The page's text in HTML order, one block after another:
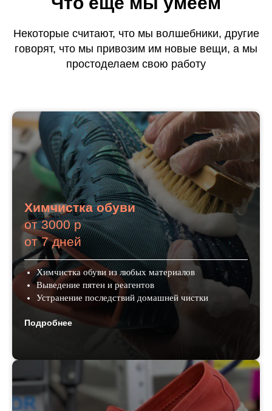
Некоторые считают, что мы волшебники, другие
говорят, что мы привозим им новые вещи, а мы
простоделаем свою работу
Химчистка обуви
от 3000 р
от 7 дней
Химчистка обуви из любых материалов
Выведение пятен и реагентов
Устранение последствий домашней чистки
Подробнее